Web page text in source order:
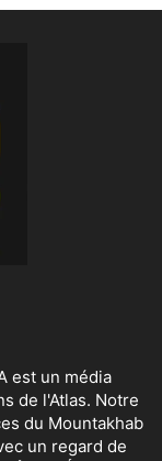
est un média
de l'Atlas. Notre
du Mountakhab